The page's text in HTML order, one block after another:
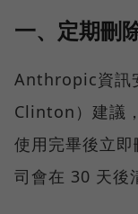
一、定期刪
Anthropic資訊
Clinton）建議
使用完畢後立
司會在 30 天後